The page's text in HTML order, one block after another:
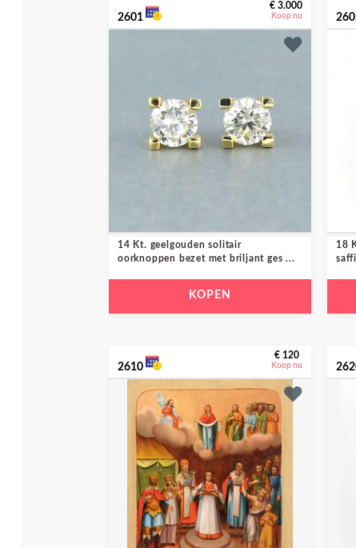
2601
€ 3.000
Koop nu
14 Kt. geelgouden solitair
oorknoppen bezet met briljant ges ...
KOPEN
18
2610
€ 120
Koop nu